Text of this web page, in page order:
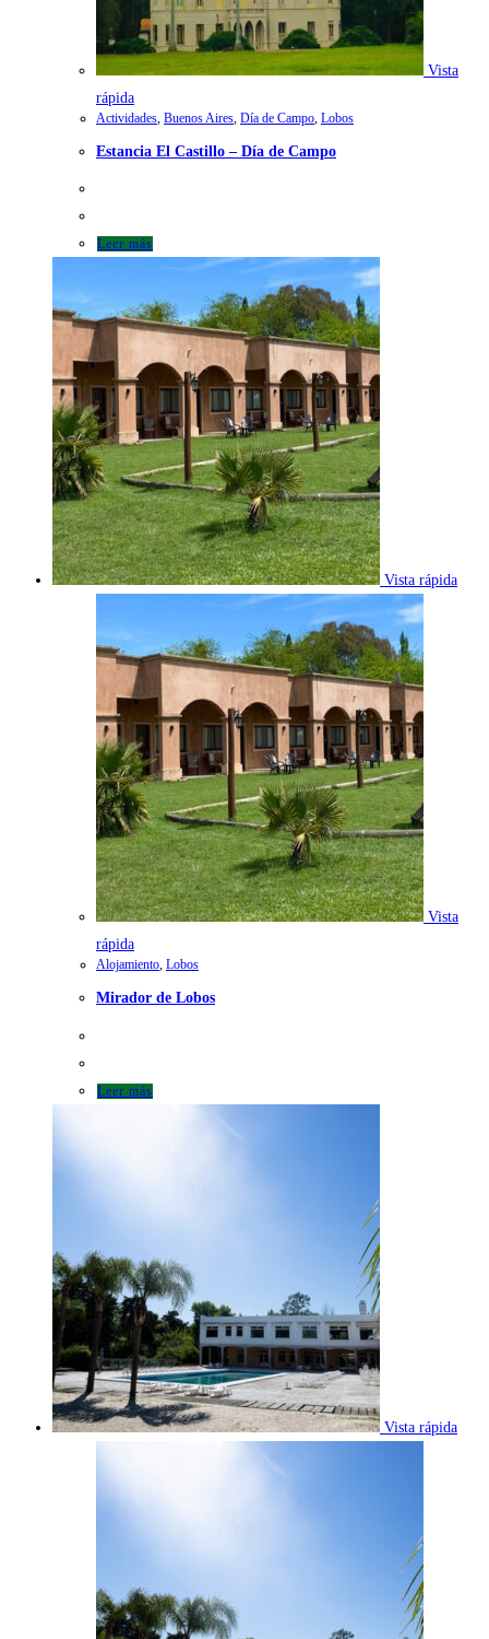
Vista
rápida
Actividades, Buenos Aires, Día de Campo, Lobos
Estancia El Castillo – Día de Campo
Leer más
Vista rápida
Vista
rápida
Alojamiento, Lobos
Mirador de Lobos
Leer más
Vista rápida